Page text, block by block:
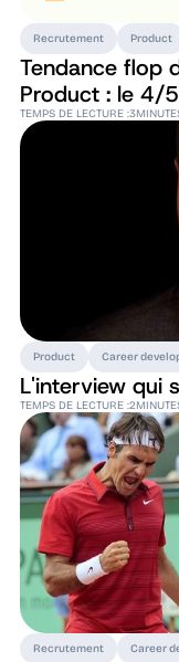
Recrutement Product
Tendance flop
Product : le 4/
TEMPS DE LECTURE :3
Product Career
L'interview qui
TEMPS DE LECTURE :2
Recrutement Career